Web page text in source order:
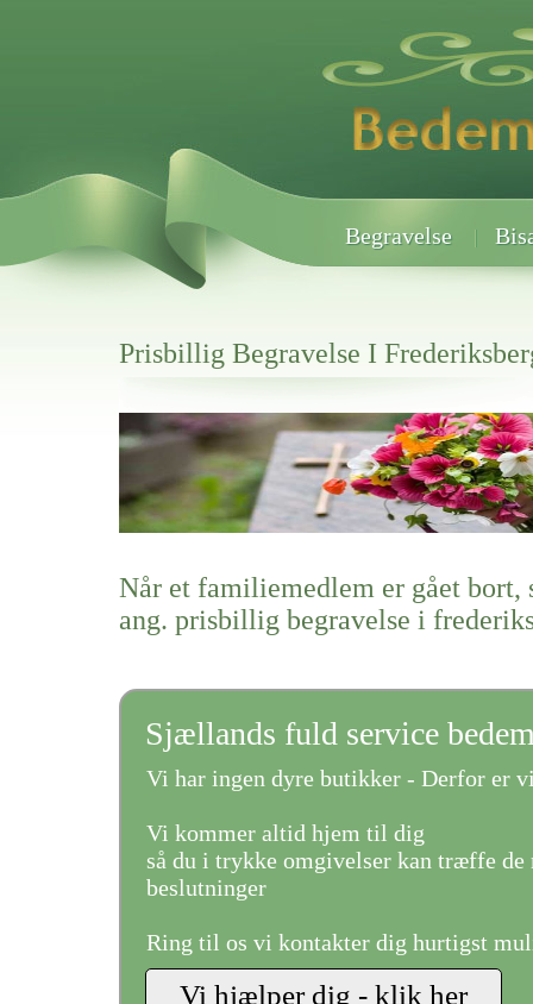
Begravelse
Prisbillig Begravelse I
Her hos os får du altid en god afslutning når det gælder
Prisbillig Begravelse I Frederiksberg
vi hjælper i alle faser af begravelsel
Når et familiemedlem er gået bort,
ang. prisbillig begravelse i
Sjællands fuld service
Vi har ingen dyre butikker - Derfor er
Vi kommer altid hjem til dig
så du i trykke omgivelser kan træffe de
beslutninger
Ring til os vi kontakter dig hurtigst